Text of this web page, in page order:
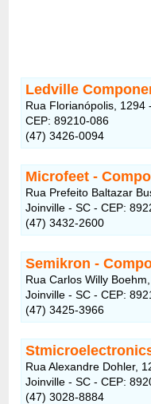
Ledville
Rua Florianópolis, 1294
CEP: 89210-086
(47) 3426-0094
Microfeet -
Rua Prefeito Baltazar
Joinville - SC - CEP:
(47) 3432-2600
Semikron -
Rua Carlos Willy
Joinville - SC - CEP:
(47) 3425-3966
Rua Alexandre Dohler,
Joinville - SC - CEP:
(47) 3028-8884